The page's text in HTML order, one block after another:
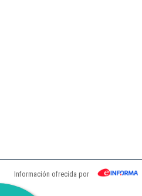
Información ofrecida por